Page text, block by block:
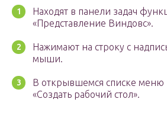
Находят в панели задач
«Представление Виндовс».
Нажимают на строку с
мыши.
В открывшемся списке
«Создать рабочий стол».